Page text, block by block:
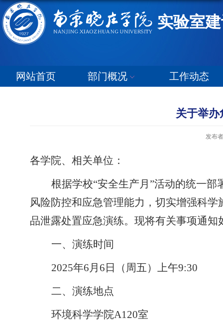
实验室
网站首页 部门概况 工作动态
关于举办
发布
各学院、 相关单位 ：
根据学校“安全生产月”活动的统一
风险防控和应急管理能力，切实增强科
品泄露处置应急演练。现将有关事项通知
一、演练时间
2025年6月 6 日（周五）上午9:30
二、演练地点
环境科学学院A120室